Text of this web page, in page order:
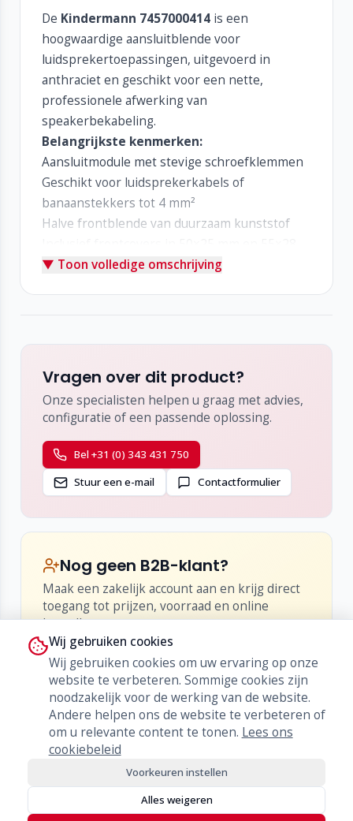
De Kindermann 7457000414is een
hoogwaardige aansluitblende voor
luidsprekertoepassingen, uitgevoerd in
anthraciet en geschikt voor een nette,
professionele afwerking van
speakerbekabeling.
Belangrijkste kenmerken:
Aansluitmodule met stevige schroefklemmen
Geschikt voor luidsprekerkabels of
banaanstekkers tot 4 mm²
Halve frontblende van duurzaam kunststof
mm
▼ Toon volledige omschrijving
Vragen over dit product?
Onze specialisten helpen u graag met advies,
configuratie of een passende oplossing.
Bel +31 (0) 343 431 750
Stuur een e-mail
Contactformulier
Nog geen B2B-klant?
Maak een zakelijk account aan en krijg direct
toegang tot prijzen, voorraad en online
bestellen.
•Inzicht in netto-prijzen en kortingen
Live voorraad en levertijden
Bestellen, herbestellen en orderhistorie
Word klant
Wij gebruiken cookies
Wij gebruiken cookies om uw ervaring op onze
website te verbeteren. Sommige cookies zijn
noodzakelijk voor de werking van de website.
Andere helpen ons de website te verbeteren of
om u relevante content te tonen. Lees ons
cookiebeleid
Voorkeuren instellen
Alles weigeren